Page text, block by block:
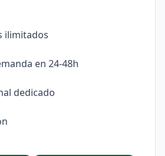
ilimitados
en 24-48h
dedicado